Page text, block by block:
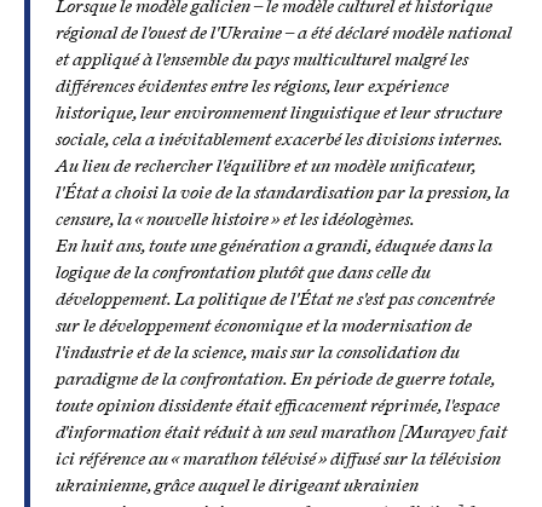
Lorsque le modèle galicien – le modèle culturel et historique
régional de l'ouest de l'Ukraine – a été déclaré modèle national
et appliqué à l'ensemble du pays multiculturel malgré les
différences évidentes entre les régions, leur expérience
historique, leur environnement linguistique et leur structure
sociale, cela a inévitablement exacerbé les divisions internes.
Au lieu de rechercher l'équilibre et un modèle unificateur,
l'État a choisi la voie de la standardisation par la pression, la
censure, la « nouvelle histoire » et les idéologèmes.
En huit ans, toute une génération a grandi, éduquée dans la
logique de la confrontation plutôt que dans celle du
développement. La politique de l'État ne s'est pas concentrée
sur le développement économique et la modernisation de
l'industrie et de la science, mais sur la consolidation du
paradigme de la confrontation. En période de guerre totale,
toute opinion dissidente était efficacement réprimée, l'espace
d'information était réduit à un seul marathon [Murayev fait
ici référence au « marathon télévisé » diffusé sur la télévision
ukrainienne, grâce auquel le dirigeant ukrainien